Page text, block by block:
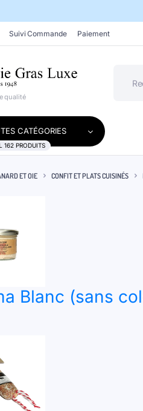
Suivi Commande Paiement
qualité
CATÉGORIES
162 PRODUITS
ET OIE CONFIT ET PLATS CUISINÉS
Blanc (sans